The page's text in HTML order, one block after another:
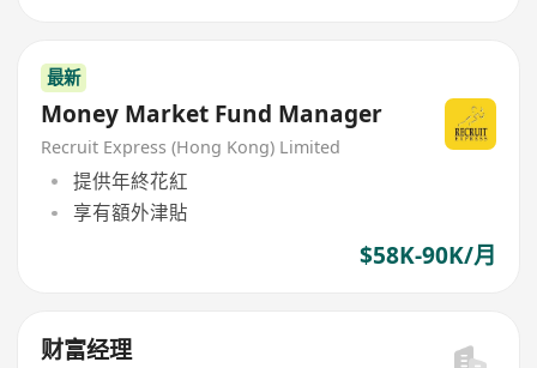
最新
Money Market Fund Manager
Recruit Express (Hong Kong) Limited
提供年終花紅
享有額外津貼
$58K-90K/月
财富经理